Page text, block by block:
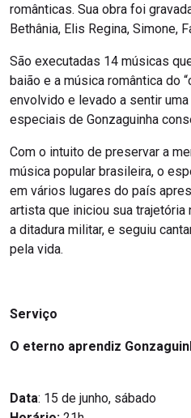
românticas. Sua obra foi
Bethânia, Elis Regina, Simone,
São executadas 14 músicas
baião e a música romântica do
envolvido e levado a sentir
especiais de Gonzaguinha
Com o intuito de preservar a
música popular brasileira, o
em vários lugares do país
artista que iniciou sua trajetória
a ditadura militar, e seguiu
pela vida.
Serviço
O eterno aprendiz
Data: 15 de junho, sábado